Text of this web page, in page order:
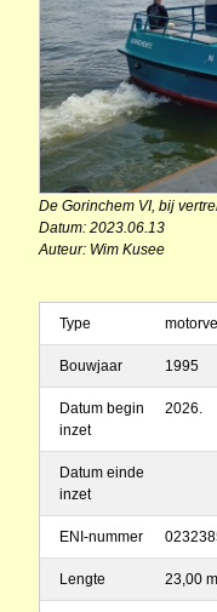
De Gorinchem VI, bij
Datum: 2023.06.13
Auteur: Wim Kusee
Type
Bouwjaar 1995
Datum begin
inzet
2026.
Datum einde
inzet
ENI-nummer
Lengte 23,00 m